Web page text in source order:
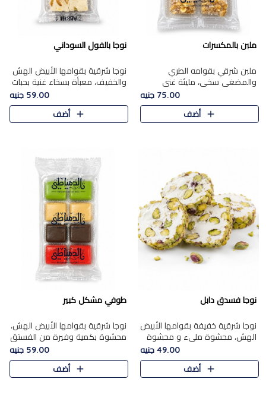
ملبن بالمكسرات
ملبن شرقي بقوامه الطري
والمضغي سخي، مليئة غني
بتشكيلة فاخرة من المكسرات
مشكلة المختارة التي تقدم تضيف
قرمشة مميزة مرضية ونكهة
75.00 جنيه
أضف
نوجا بالفول السوداني
نوجا شرقية بقوامها الأبيض الهش
والخفيف، معبأة بسخاء غنية بحبات
الفول السوداني المحمص التي
يقدم تضيف قرمشة مميزة مرضية
وتوازنًا رائعًا مع حلا..
59.00 جنيه
أضف
نوجا فسدق دابل
نوجا شرقية خفيفة بقوامها الأبيض
الهش، محشوة مليء و محشوة
بـكمية وفيرة من الفستق الفاخر
لتمنحك نكهة مكسرات غنية
وقرمشة مميزة في كل قطعة و
49.00 جنيه
أضف
طوفي مشكل كبير
نوجا شرقية بقوامها الأبيض الهش،
محشوة بكمية وفيرة من الفستق
الفاخر لتمنحك نكهة غنية وقرمشة
مميزة في كل قطعة، لتجربة تجمع
بين الفخامة والمذاق..
59.00 جنيه
أضف